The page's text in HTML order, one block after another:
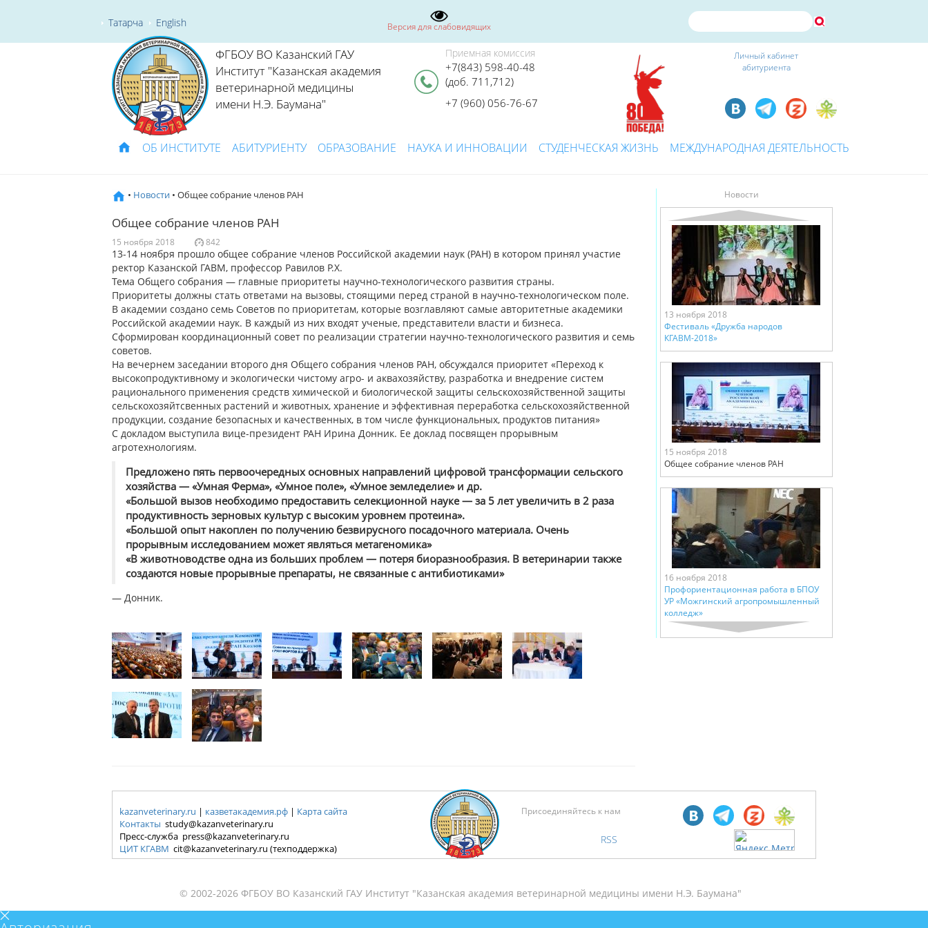
Татарча English Версия для слабовидящих
ФГБОУ ВО Казанский ГАУ
Институт "Казанская академия
ветеринарной медицины
имени Н.Э. Баумана"
Приемная комиссия
+7(843) 598-40-48
(доб. 711,712)
+7 (960) 056-76-67
Личный кабинет
абитуриента
ОБ ИНСТИТУТЕ АБИТУРИЕНТУ ОБРАЗОВАНИЕ НАУКА И ИННОВАЦИИ СТУДЕНЧЕСКАЯ ЖИЗНЬ МЕЖДУНАРОДНАЯ ДЕЯТЕЛЬНОСТЬ
• Новости • Общее собрание членов РАН
Общее собрание членов РАН
15 ноября 2018 842
13-14 ноября прошло общее собрание членов Российской академии наук (РАН) в котором принял участие
ректор Казанской ГАВМ, профессор Равилов Р.Х.
Тема Общего собрания — главные приоритеты научно-технологического развития страны.
Приоритеты должны стать ответами на вызовы, стоящими перед страной в научно-технологическом поле.
В академии создано семь Советов по приоритетам, которые возглавляют самые авторитетные академики
Российской академии наук. В каждый из них входят ученые, представители власти и бизнеса.
Сформирован координационный совет по реализации стратегии научно-технологического развития и семь
советов.
На вечернем заседании второго дня Общего собрания членов РАН, обсуждался приоритет «Переход к
высокопродуктивному и экологически чистому агро- и аквахозяйству, разработка и внедрение систем
рационального применения средств химической и биологической защиты сельскохозяйственной защиты
сельскохозяйтсвенных растений и животных, хранение и эффективная переработка сельскохозяйственной
продукции, создание безопасных и качественных, в том числе функциональных, продуктов питания»
С докладом выступила вице-президент РАН Ирина Донник. Ее доклад посвящен прорывным
агротехнологиям.
Предложено пять первоочередных основных направлений цифровой трансформации сельского
хозяйства — «Умная Ферма», «Умное поле», «Умное земледелие» и др.
«Большой вызов необходимо предоставить селекционной науке — за 5 лет увеличить в 2 раза
продуктивность зерновых культур с высоким уровнем протеина».
«Большой опыт накоплен по получению безвирусного посадочного материала. Очень
прорывным исследованием может являться метагеномика»
«В животноводстве одна из больших проблем — потеря биоразнообразия. В ветеринарии также
создаются новые прорывные препараты, не связанные с антибиотиками»
— Донник.
Новости
13 ноября 2018
Фестиваль «Дружба народов
КГАВМ-2018»
15 ноября 2018
Общее собрание членов РАН
16 ноября 2018
Профориентационная работа в БПОУ
УР «Можгинский агропромышленный
колледж»
kazanveterinary.ru | казветакадемия.рф | Карта сайта
Контакты study@kazanveterinary.ru
Пресс-служба press@kazanveterinary.ru
ЦИТ КГАВМ cit@kazanveterinary.ru (техподдержка)
Присоединяйтесь к нам
RSS
© 2002-2026 ФГБОУ ВО Казанский ГАУ Институт "Казанская академия ветеринарной медицины имени Н.Э. Баумана"